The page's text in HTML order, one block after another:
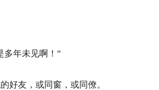
年未见啊！”
好友，或同窗，或同僚。